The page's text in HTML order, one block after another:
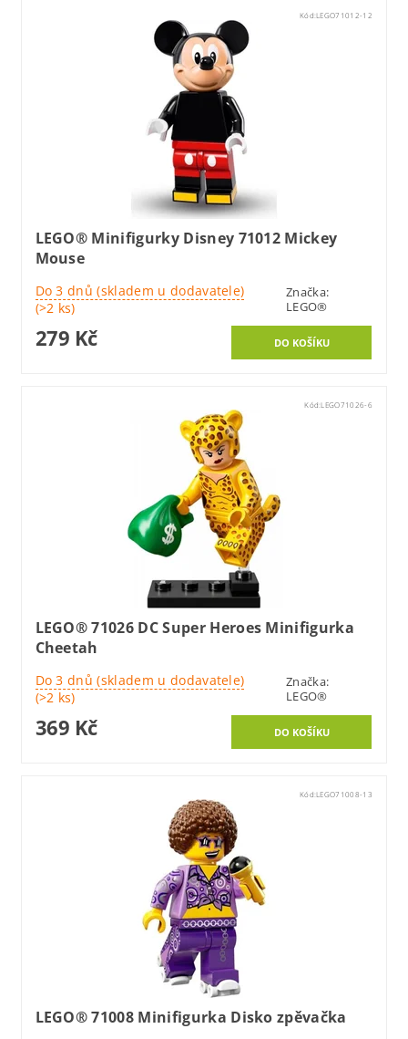
Kód:LEGO71012-12
LEGO® Minifigurky Disney 71012 Mickey
Mouse
Do 3 dnů (skladem u dodavatele)
(>2 ks)
Značka:
LEGO®
279 Kč
Kód:LEGO71026-6
LEGO® 71026 DC Super Heroes Minifigurka
Cheetah
Do 3 dnů (skladem u dodavatele)
(>2 ks)
Značka:
LEGO®
369 Kč
Kód:LEGO71008-13
LEGO® 71008 Minifigurka Disko zpěvačka